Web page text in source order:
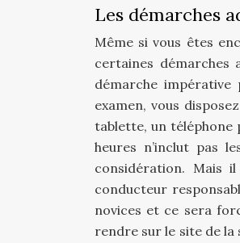
Les démarches
Même si vous êtes
certaines
démarche
examen, vous
tablette, un téléphone
heures n’inclut pas
considération. Mais
conducteur
novices et ce sera
rendre sur le site de